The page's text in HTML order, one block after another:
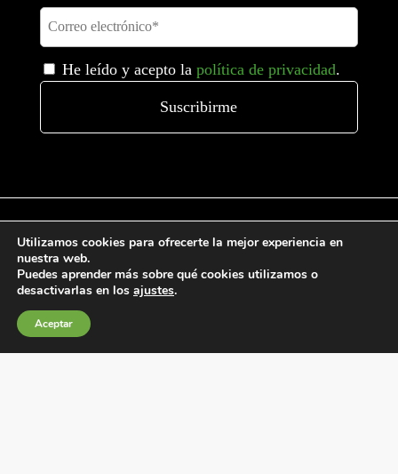
He leído y acepto la política de privacidad.
Condiciones generales de venta
Política de Cookies
Utilizamos cookies para ofrecerte la mejor experiencia en
nuestra web.
Puedes aprender más sobre qué cookies utilizamos o
desactivarlas en los ajustes.
Aceptar